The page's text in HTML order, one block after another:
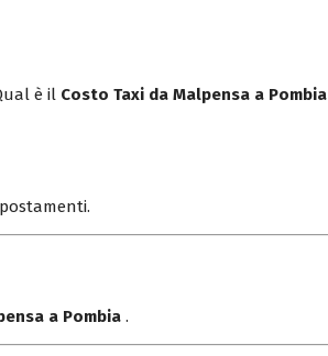
è il Costo Taxi da Malpensa a Pombia
a Pombia .